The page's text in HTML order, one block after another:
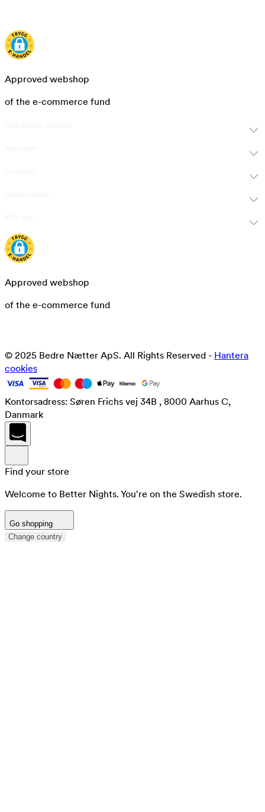
Approved webshop
of the e-commerce fund
Approved webshop
of the e-commerce fund
© 2025 Bedre Nætter ApS. All Rights Reserved - Hantera
cookies
Kontorsadress: Søren Frichs vej 34B , 8000 Aarhus C,
Danmark
Find your store
Welcome to Better Nights. You're on the Swedish store.
Go shopping
Change country